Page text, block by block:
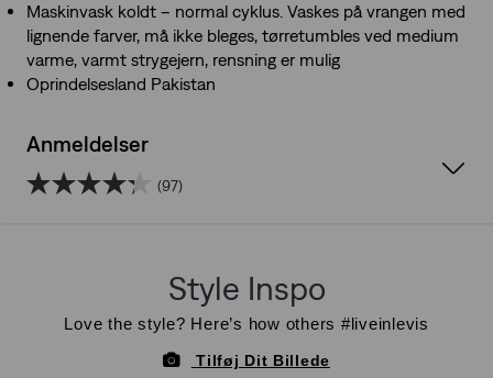
Maskinvask koldt – normal cyklus. Vaskes på vrangen med
lignende farver, må ikke bleges, tørretumbles ved medium
varme, varmt strygejern, rensning er mulig
Oprindelsesland Pakistan
Anmeldelser
(97)